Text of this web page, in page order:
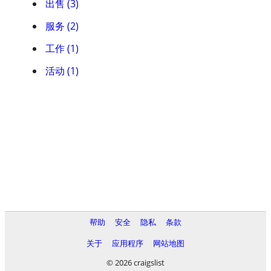
出售 (3)
服务 (2)
工作 (1)
活动 (1)
帮助 安全 隐私
条款
关于
应用程序
网站地图
© 2026 craigslist